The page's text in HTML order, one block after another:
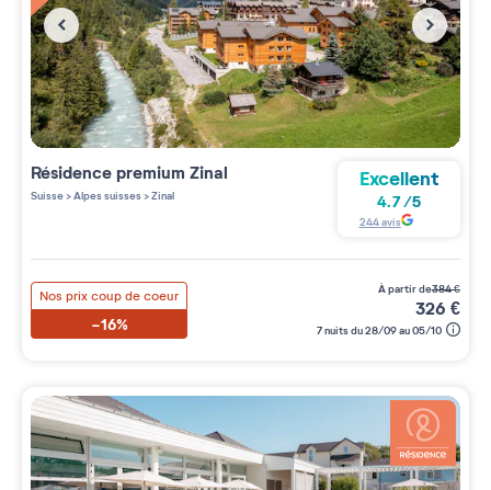
Résidence premium Zinal
Suisse>Alpes suisses>Zinal
Excellent
4.7/5
244avis
Nos prix coup de coeur
-16%
à partir de384€
326 €
7 nuits du 28/09 au 05/10